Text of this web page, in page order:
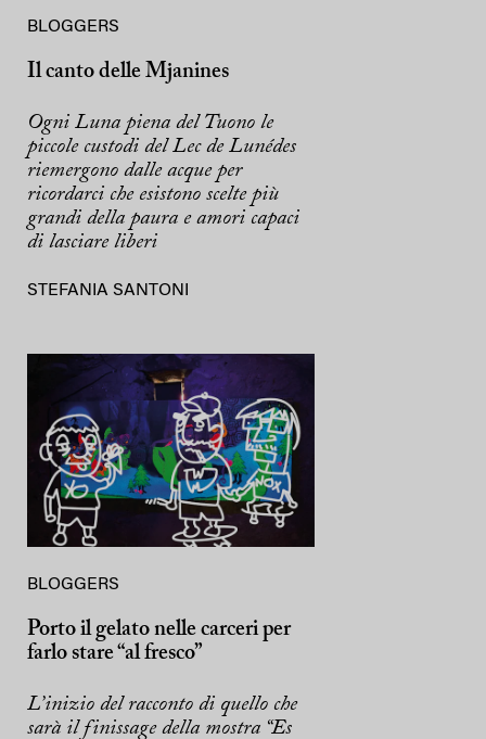
BLOGGERS
Il canto delle Mjanines
Ogni Luna piena del Tuono le
piccole custodi del Lec de Lunédes
riemergono dalle acque per
ricordarci che esistono scelte più
grandi della paura e amori capaci
di lasciare liberi
STEFANIA SANTONI
BLOGGERS
Porto il gelato nelle carceri per
farlo stare “al fresco”
L’inizio del racconto di quello che
sarà il finissage della mostra “Es